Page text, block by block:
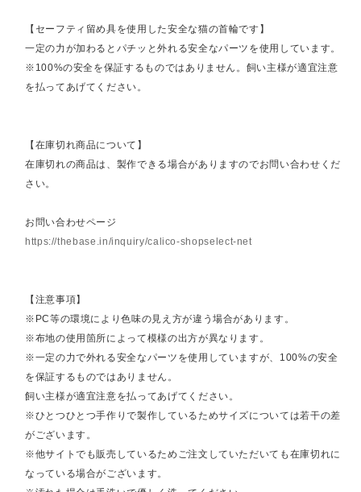
【セーフティ留め具を使用した安全な猫の首輪です】
一定の力が加わるとパチッと外れる安全なパーツを使用しています。
※100%の安全を保証するものではありません。飼い主様が適宜注意
を払ってあげてください。
【在庫切れ商品について】
在庫切れの商品は、製作できる場合がありますのでお問い合わせくだ
さい。
お問い合わせページ
https://thebase.in/inquiry/calico-shopselect-net
【注意事項】
※PC等の環境により色味の見え方が違う場合があります。
※布地の使用箇所によって模様の出方が異なります。
※一定の力で外れる安全なパーツを使用していますが、100%の安全
を保証するものではありません。
飼い主様が適宜注意を払ってあげてください。
※ひとつひとつ手作りで製作しているためサイズについては若干の差
がございます。
※他サイトでも販売しているためご注文していただいても在庫切れに
なっている場合がございます。